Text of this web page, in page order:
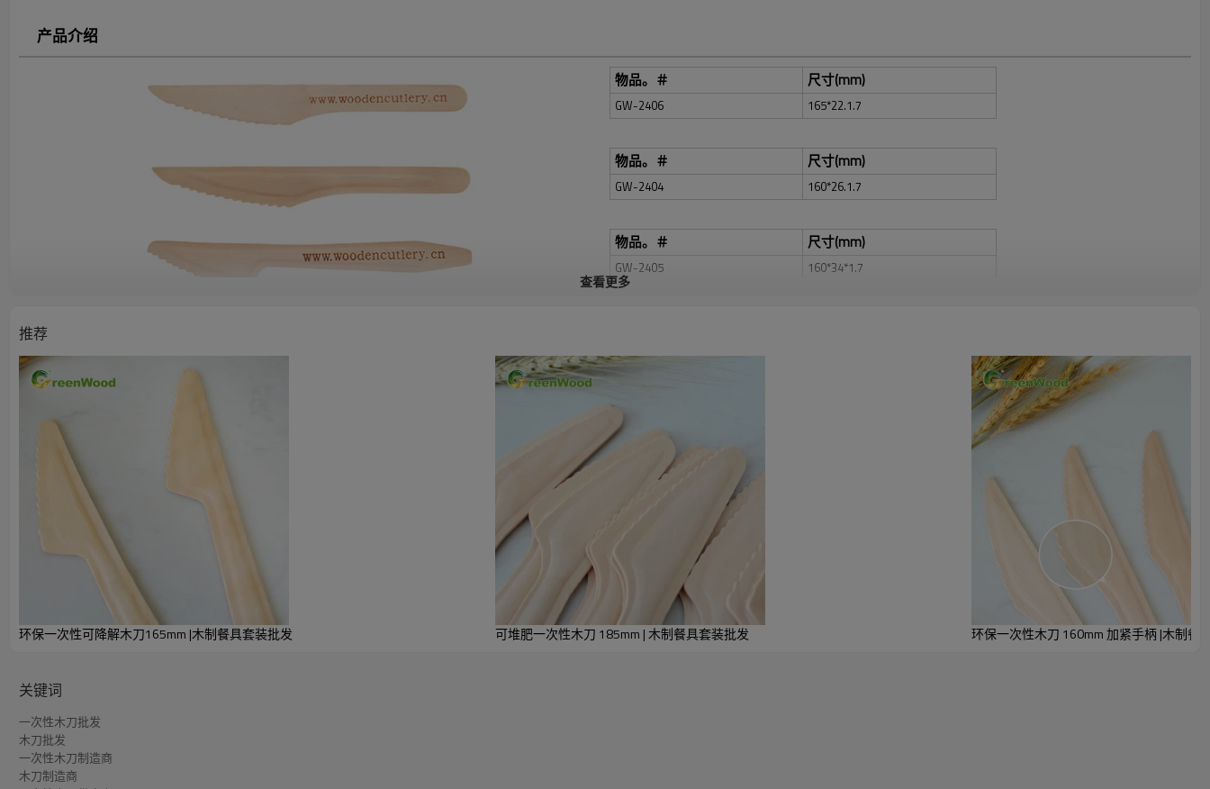
产品介绍
物品。＃ 尺寸(mm)
GW-2406 165*22.1.7
物品。＃ 尺寸(mm)
GW-2404 160*26.1.7
物品。＃ 尺寸(mm)
GW-2405 160*34*1.7
GW-2405
查看更多
推荐
环保一次性可降解木刀165mm |木制餐具套装批发 可堆肥一次性木刀 185mm | 木制餐具套装批发 环保一次性木刀 160mm 加紧手柄 |木制餐
关键词
一次性木刀批发
木刀批发
一次性木刀制造商
木刀制造商